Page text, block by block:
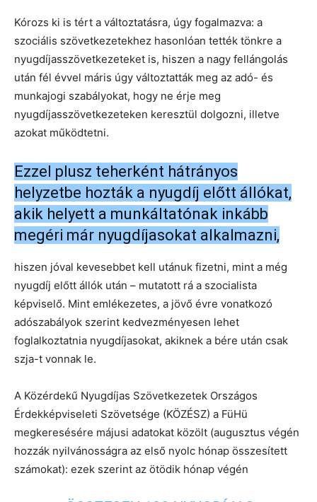
Kórozs ki is tért a változtatásra, úgy fogalmazva: a
szociális szövetkezetekhez hasonlóan tették tönkre a
nyugdíjasszövetkezeteket is, hiszen a nagy fellángolás
után fél évvel máris úgy változtatták meg az adó- és
munkajogi szabályokat, hogy ne érje meg
nyugdíjasszövetkezeteken keresztül dolgozni, illetve
azokat működtetni.
Ezzel plusz teherként hátrányos
helyzetbe hozták a nyugdíj előtt állókat,
akik helyett a munkáltatónak inkább
megéri már nyugdíjasokat alkalmazni,
hiszen jóval kevesebbet kell utánuk fizetni, mint a még
nyugdíj előtt állók után – mutatott rá a szocialista
képviselő. Mint emlékezetes, a jövő évre vonatkozó
adószabályok szerint kedvezményesen lehet
foglalkoztatnia nyugdíjasokat, akiknek a bére után csak
szja-t vonnak le.
A Közérdekű Nyugdíjas Szövetkezetek Országos
Érdekképviseleti Szövetsége (KÖZÉSZ) a FüHü
megkeresésére májusi adatokat közölt (augusztus végén
hozzák nyilvánosságra az első nyolc hónap összesített
számokat): ezek szerint az ötödik hónap végén